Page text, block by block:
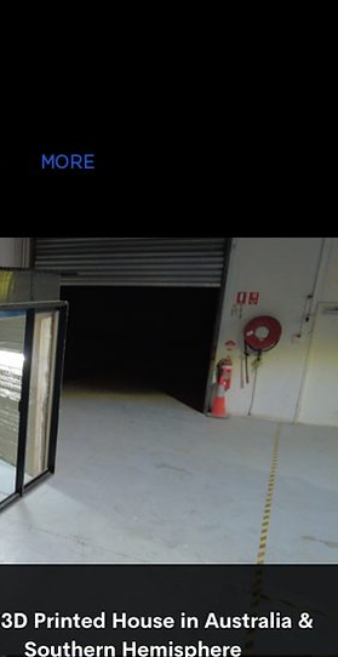
MORE